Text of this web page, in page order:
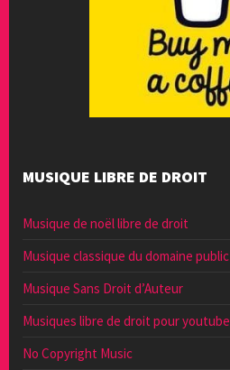
MUSIQUE LIBRE DE DROIT
Musique de noël libre de droit
Musique classique du domaine public
Musique Sans Droit d’Auteur
Musiques libre de droit pour youtube
No Copyright Music